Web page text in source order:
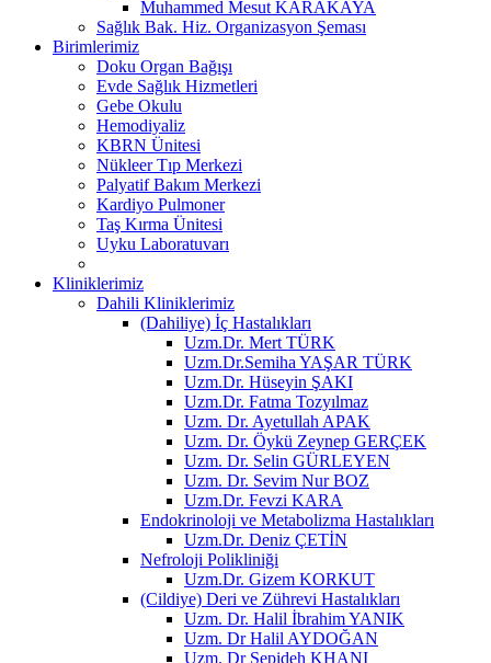
Muhammed Mesut KARAKAYA
Sağlık Bak. Hiz. Organizasyon Şeması
Birimlerimiz
Doku Organ Bağışı
Evde Sağlık Hizmetleri
Gebe Okulu
Hemodiyaliz
KBRN Ünitesi
Nükleer Tıp Merkezi
Palyatif Bakım Merkezi
Kardiyo Pulmoner
Taş Kırma Ünitesi
Uyku Laboratuvarı
Kliniklerimiz
Dahili Kliniklerimiz
(Dahiliye) İç Hastalıkları
Uzm.Dr. Mert TÜRK
Uzm.Dr.Semiha YAŞAR TÜRK
Uzm.Dr. Hüseyin ŞAKI
Uzm.Dr. Fatma Tozyılmaz
Uzm. Dr. Ayetullah APAK
Uzm. Dr. Öykü Zeynep GERÇEK
Uzm. Dr. Selin GÜRLEYEN
Uzm. Dr. Sevim Nur BOZ
Uzm.Dr. Fevzi KARA
Endokrinoloji ve Metabolizma Hastalıkları
Uzm.Dr. Deniz ÇETİN
Nefroloji Polikliniği
Uzm.Dr. Gizem KORKUT
(Cildiye) Deri ve Zührevi Hastalıkları
Uzm. Dr. Halil İbrahim YANIK
Uzm. Dr Halil AYDOĞAN
Uzm. Dr Sepideh KHANI